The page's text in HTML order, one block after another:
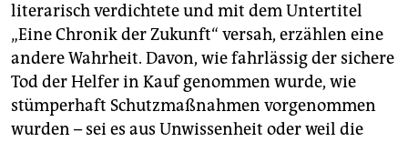
literarisch verdichtete und mit dem Untertitel
„Eine Chronik der Zukunft“ versah, erzählen eine
andere Wahrheit. Davon, wie fahrlässig der sichere
Tod der Helfer in Kauf genommen wurde, wie
stümperhaft Schutzmaßnahmen vorgenommen
wurden – sei es aus Unwissenheit oder weil die